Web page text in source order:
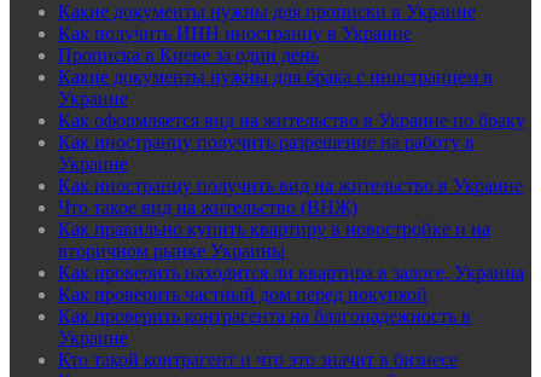
Какие документы нужны для прописки в Украине
Как получить ИНН иностранцу в Украине
Прописка в Киеве за один день
Какие документы нужны для брака с иностранцем в
Украине
Как оформляется вид на жительство в Украине по браку
Как иностранцу получить разрешение на работу в
Украине
Как иностранцу получить вид на жительство в Украине
Что такое вид на жительство (ВНЖ)
Как правильно купить квартиру в новостройке и на
вторичном рынке Украины
Как проверить находится ли квартира в залоге, Украина
Как проверить частный дом перед покупкой
Как проверить контрагента на благонадежность в
Украине
Кто такой контрагент и что это значит в бизнесе